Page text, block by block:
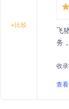
+比较
飞
务
收
查